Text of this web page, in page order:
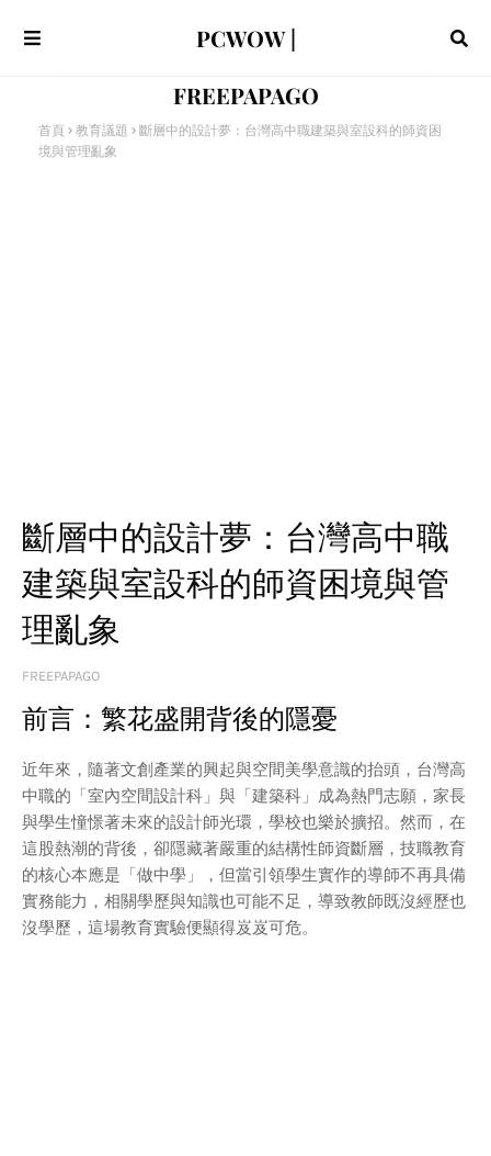
PCWOW |
FREEPAPAGO
首頁 教育議題
斷層中的設計夢：台灣高中職建築與室設科的師資困
境與管理亂象
斷層中的設計夢：台灣高中職
建築與室設科的師資困境與管
理亂象
FREEPAPAGO
前言：繁花盛開背後的隱憂
近年來，隨著文創產業的興起與空間美學意識的抬頭，台灣高
中職的「室內空間設計科」與「建築科」成為熱門志願，家長
與學生憧憬著未來的設計師光環，學校也樂於擴招。然而，在
這股熱潮的背後，卻隱藏著嚴重的結構性師資斷層，技職教育
的核心本應是「做中學」，但當引領學生實作的導師不再具備
實務能力，相關學歷與知識也可能不足，導致教師既沒經歷也
沒學歷，這場教育實驗便顯得岌岌可危。